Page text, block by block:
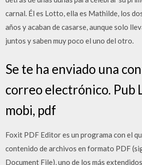
carnal. Él es Lotto, ella es Mathilde, los
años y acaban de casarse, aunque solo
juntos y saben muy poco el uno del otro.
Se te ha enviado una
correo electrónico. Pub
mobi, pdf
Foxit PDF Editor es un programa con el
contenido de archivos en formato PDF
Document File), uno de los más